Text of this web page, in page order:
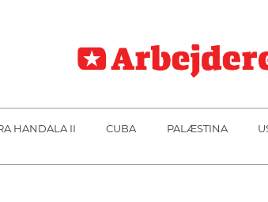
HANDALA II CUBA PALÆSTINA